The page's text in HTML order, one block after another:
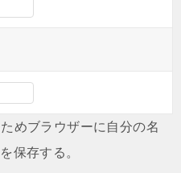
めブラウザーに自分の名
保存する。